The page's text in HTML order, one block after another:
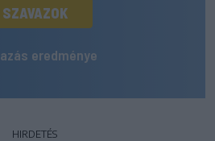
SZAVAZOK
eredménye
HIRDETÉS